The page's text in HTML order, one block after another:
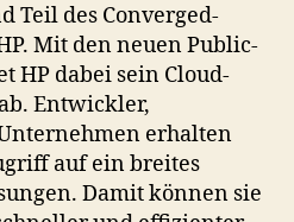
Teil des Converged-
Mit den neuen Public-
HP dabei sein Cloud-
Entwickler,
erhalten
auf ein breites
Damit können sie